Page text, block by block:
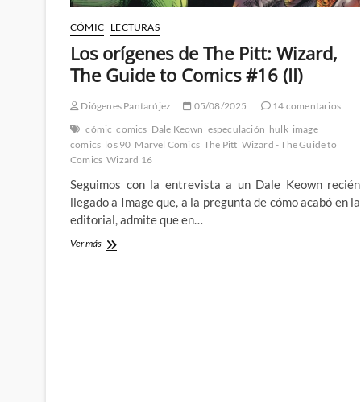
CÓMIC LECTURAS
Los orígenes de The Pitt: Wizard,
The Guide to Comics #16 (II)
Diógenes Pantarújez 05/08/2025
14 comentarios
cómic comics Dale Keown especulación hulk image
comics los 90 Marvel Comics The Pitt Wizard - The Guide to
Comics Wizard 16
Seguimos con la entrevista a un Dale Keown recién
llegado a Image que, a la pregunta de cómo acabó en la
editorial, admite que en…
Ver másLos